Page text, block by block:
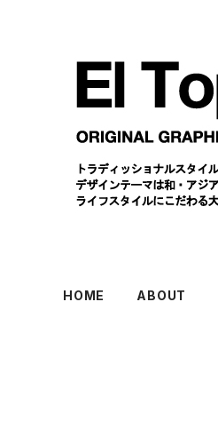
HOME ABOUT